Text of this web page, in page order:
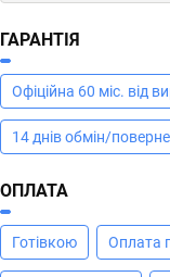
ГАРАНТІЯ
Офіційна 60 міс. від
14 днів обмін/
ОПЛАТА
Готівкою Оплата